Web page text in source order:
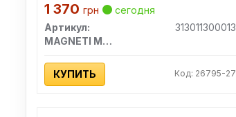
1 370 грн
сегодня
Артикул:
313011300013
MAGNETI MARELLI
КУПИТЬ Код: 26795-27